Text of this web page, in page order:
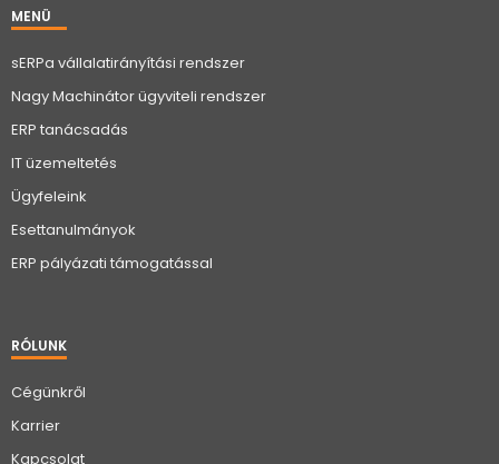
MENÜ
sERPa vállalatirányítási rendszer
Nagy Machinátor ügyviteli rendszer
ERP tanácsadás
IT üzemeltetés
Ügyfeleink
Esettanulmányok
ERP pályázati támogatással
RÓLUNK
Cégünkről
Karrier
Kapcsolat